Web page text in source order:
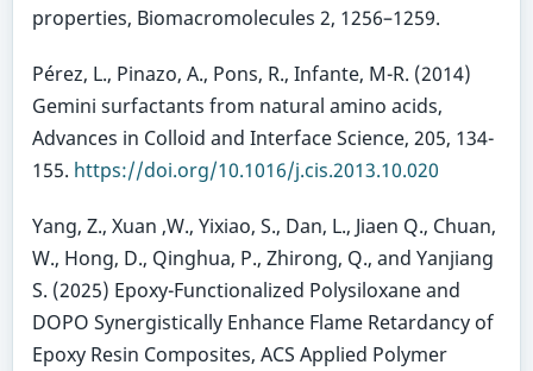
properties, Biomacromolecules 2, 1256–1259.
Pérez, L., Pinazo, A., Pons, R., Infante, M-R. (2014)
Gemini surfactants from natural amino acids,
Advances in Colloid and Interface Science, 205, 134-
155. https://doi.org/10.1016/j.cis.2013.10.020
Yang, Z., Xuan ,W., Yixiao, S., Dan, L., Jiaen Q., Chuan,
W., Hong, D., Qinghua, P., Zhirong, Q., and Yanjiang
S. (2025) Epoxy-Functionalized Polysiloxane and
DOPO Synergistically Enhance Flame Retardancy of
Epoxy Resin Composites, ACS Applied Polymer